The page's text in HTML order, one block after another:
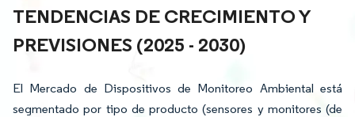
TENDENCIAS DE CRECIMIENTO Y
PREVISIONES (2025 - 2030)
El Mercado de Dispositivos de Monitoreo Ambiental está
segmentado por tipo de producto (sensores y monitores (de